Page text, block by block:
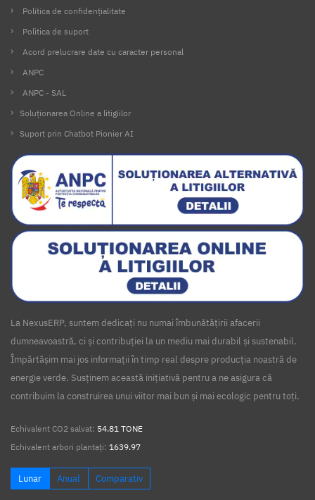
Politica de confidențialitate
Politica de suport
Acord prelucrare date cu caracter personal
ANPC
ANPC - SAL
Soluționarea Online a litigiilor
Suport prin Chatbot Pionier AI
La NexusERP, suntem dedicați nu numai îmbunătățirii afacerii
dumneavoastră, ci și contribuției la un mediu mai durabil și sustenabil.
Împărtășim mai jos informații în timp real despre producția noastră de
energie verde. Susținem această inițiativă pentru a ne asigura că
contribuim la construirea unui viitor mai bun și mai ecologic pentru toți.
Echivalent CO2 salvat: 54.81 TONE
Echivalent arbori plantați: 1639.97
Lunar Anual Comparativ